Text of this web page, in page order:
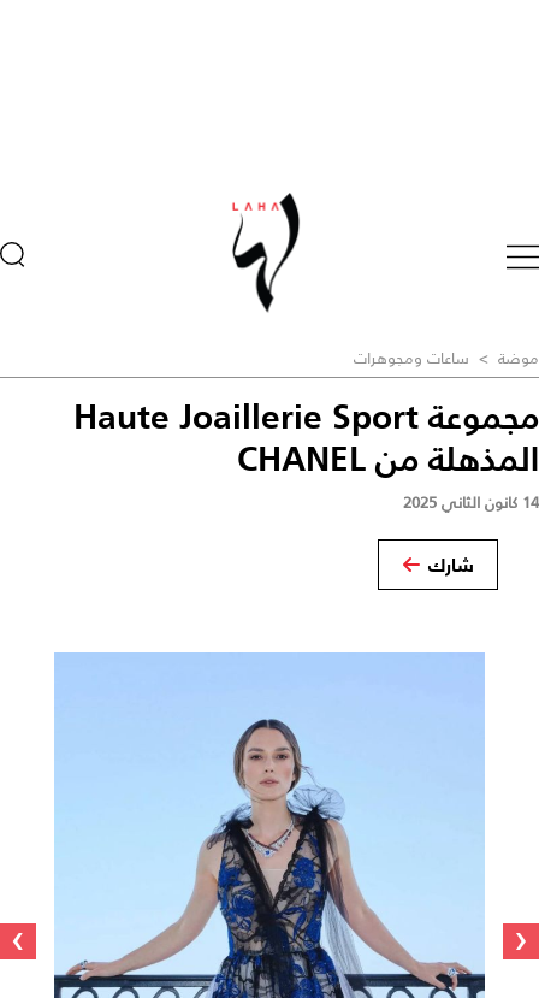
موضة > ساعات ومجوهرات
مجموعة Haute Joaillerie Sport
المذهلة من CHANEL
14 كانون الثاني 2025
شارك
‹
›